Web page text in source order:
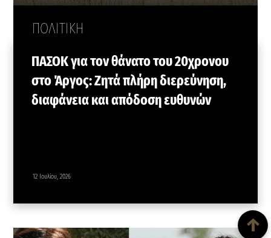
ΠΟΛΙΤΙΚΗ
ΠΑΣΟΚ για τον θάνατο του 20χρονου
στο Άργος: Ζητά πλήρη διερεύνηση,
διαφάνεια και απόδοση ευθυνών
12 Ιουλίου, 2026
Back To Top
↑